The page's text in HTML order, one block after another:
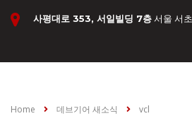
사평대로 353, 서일빌딩 7층서울 서
Home 데브기어 새소식 vcl